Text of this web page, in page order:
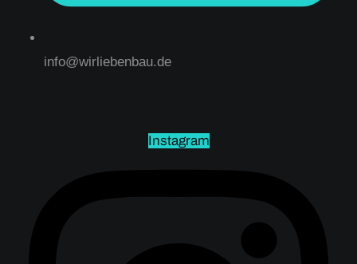
info@wirliebenbau.de
Instagram